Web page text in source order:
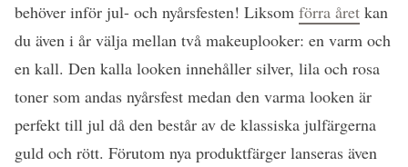
behöver inför jul- och nyårsfesten! Liksom förra året kan
du även i år välja mellan två makeuplooker: en varm och
en kall. Den kalla looken innehåller silver, lila och rosa
toner som andas nyårsfest medan den varma looken är
perfekt till jul då den består av de klassiska julfärgerna
guld och rött. Förutom nya produktfärger lanseras även